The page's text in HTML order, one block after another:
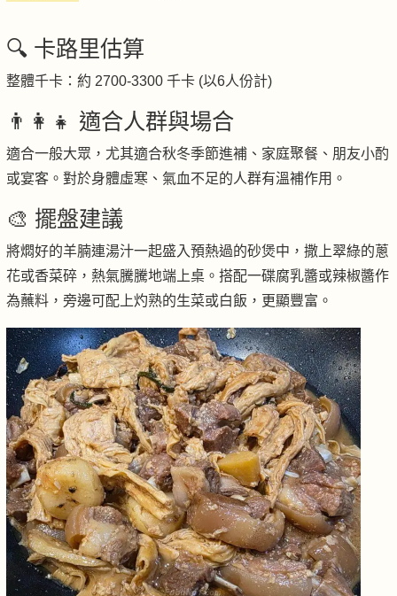
🔍 卡路里估算
整體千卡：約 2700-3300 千卡 (以6人份計)
👨‍👩‍👧 適合人群與場合
適合一般大眾，尤其適合秋冬季節進補、家庭聚餐、朋友小酌
或宴客。對於身體虛寒、氣血不足的人群有溫補作用。
🎨 擺盤建議
將燜好的羊腩連湯汁一起盛入預熱過的砂煲中，撒上翠綠的蔥
花或香菜碎，熱氣騰騰地端上桌。搭配一碟腐乳醬或辣椒醬作
為蘸料，旁邊可配上灼熟的生菜或白飯，更顯豐富。